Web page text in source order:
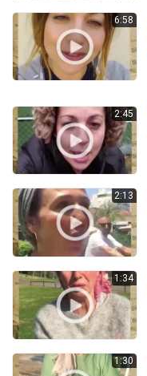
6:58
2:45
2:13
1:34
1:30